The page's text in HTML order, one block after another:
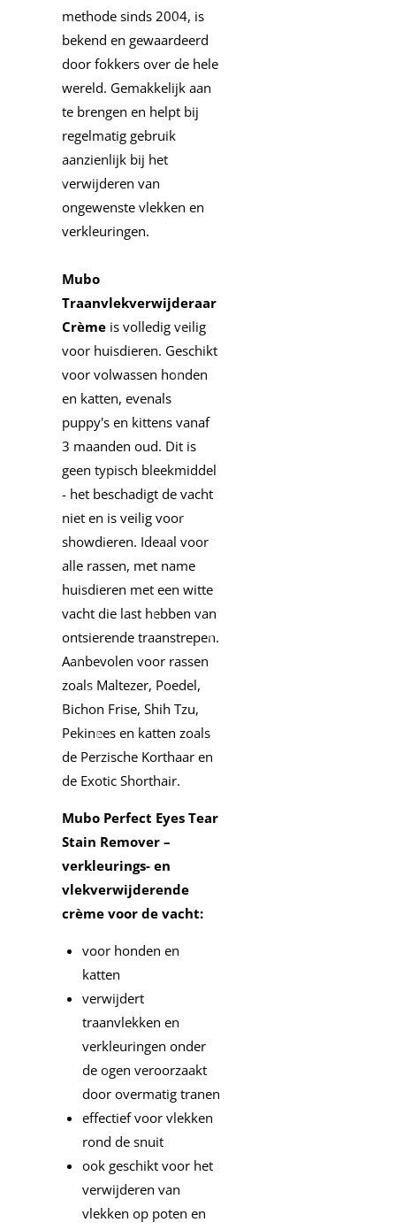
methode sinds 2004, is
bekend en gewaardeerd
door fokkers over de hele
wereld. Gemakkelijk aan
te brengen en helpt bij
regelmatig gebruik
aanzienlijk bij het
verwijderen van
ongewenste vlekken en
verkleuringen.
Mubo
Traanvlekverwijderaar
Crème is volledig veilig
voor huisdieren. Geschikt
voor volwassen honden
en katten, evenals
puppy's en kittens vanaf
3 maanden oud. Dit is
geen typisch bleekmiddel
- het beschadigt de vacht
niet en is veilig voor
showdieren. Ideaal voor
alle rassen, met name
huisdieren met een witte
vacht die last hebben van
ontsierende traanstrepen.
Aanbevolen voor rassen
zoals Maltezer, Poedel,
Bichon Frise, Shih Tzu,
Pekinees en katten zoals
de Perzische Korthaar en
de Exotic Shorthair.
Mubo Perfect Eyes Tear
Stain Remover –
verkleurings- en
vlekverwijderende
crème voor de vacht:
voor honden en
katten
verwijdert
traanvlekken en
verkleuringen onder
de ogen veroorzaakt
door overmatig tranen
effectief voor vlekken
rond de snuit
ook geschikt voor het
verwijderen van
vlekken op poten en